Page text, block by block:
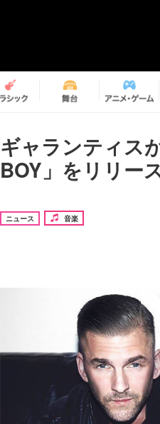
ギャランティス
BOY」をリリー
ニュース 音楽